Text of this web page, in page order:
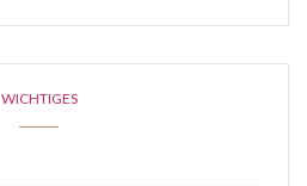
WICHTIGES